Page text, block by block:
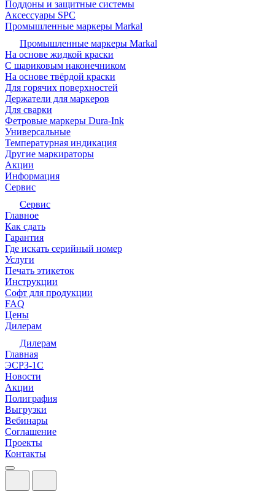
Поддоны и защитные системы
Аксессуары SPC
Промышленные маркеры Markal
Промышленные маркеры Markal
На основе жидкой краски
С шариковым наконечником
На основе твёрдой краски
Для горячих поверхностей
Держатели для маркеров
Для сварки
Фетровые маркеры Dura-Ink
Универсальные
Температурная индикация
Другие маркираторы
Акции
Информация
Сервис
Сервис
Главное
Как сдать
Гарантия
Где искать серийный номер
Услуги
Печать этикеток
Инструкции
Софт для продукции
FAQ
Цены
Дилерам
Дилерам
Главная
ЭСРЗ-1С
Новости
Акции
Полиграфия
Выгрузки
Вебинары
Соглашение
Проекты
Контакты